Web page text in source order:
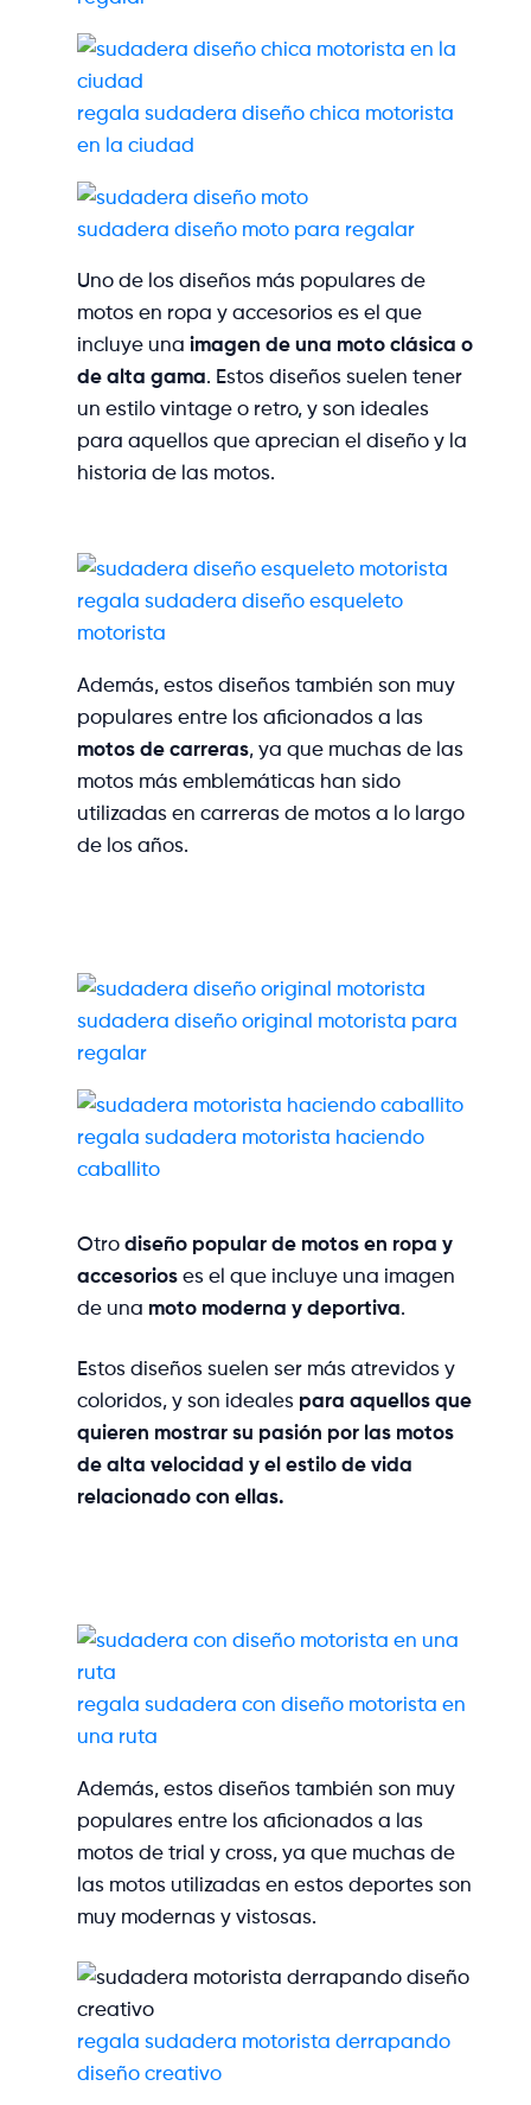
regala sudadera diseño chica motorista
en la ciudad
sudadera diseño moto para regalar
Uno de los diseños más populares de
motos en ropa y accesorios es el que
incluye una imagen de una moto clásica o
de alta gama. Estos diseños suelen tener
un estilo vintage o retro, y son ideales
para aquellos que aprecian el diseño y la
historia de las motos.
regala sudadera diseño esqueleto
motorista
Además, estos diseños también son muy
populares entre los aficionados a las
motos de carreras, ya que muchas de las
motos más emblemáticas han sido
utilizadas en carreras de motos a lo largo
de los años.
sudadera diseño original motorista para
regalar
regala sudadera motorista haciendo
caballito
Otro diseño popular de motos en ropa y
accesorios es el que incluye una imagen
de una moto moderna y deportiva.
Estos diseños suelen ser más atrevidos y
coloridos, y son ideales para aquellos que
quieren mostrar su pasión por las motos
de alta velocidad y el estilo de vida
relacionado con ellas.
regala sudadera con diseño motorista en
una ruta
Además, estos diseños también son muy
populares entre los aficionados a las
motos de trial y cross, ya que muchas de
las motos utilizadas en estos deportes son
muy modernas y vistosas.
regala sudadera motorista derrapando
diseño creativo